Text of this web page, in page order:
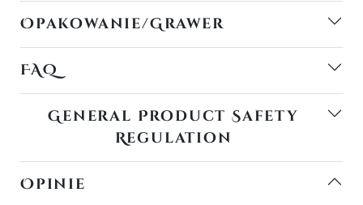
Opakowanie/Grawer
FAQ
General Product Safety
Regulation
Opinie